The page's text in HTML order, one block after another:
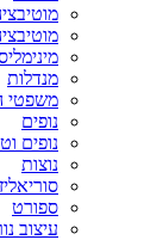
מנדלות
משפטי
נופים
נופים
נוצות
ספורט
עיצוב